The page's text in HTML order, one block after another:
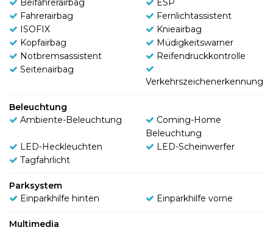
Fahrerairbag
Fernlichtassistent
ISOFIX
Knieairbag
Kopfairbag
Müdigkeitswarner
Notbremsassistent
Reifendruckkontrolle
Seitenairbag
Verkehrszeichenerkennung
Beleuchtung
Ambiente-Beleuchtung
Coming-Home
Beleuchtung
LED-Heckleuchten
LED-Scheinwerfer
Tagfahrlicht
Parksystem
Einparkhilfe hinten
Einparkhilfe vorne
Multimedia